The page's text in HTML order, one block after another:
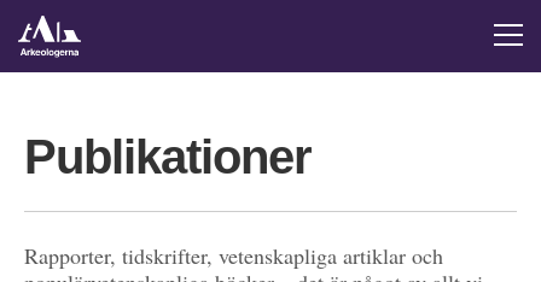
Publikationer
Rapporter, tidskrifter, vetenskapliga artiklar och